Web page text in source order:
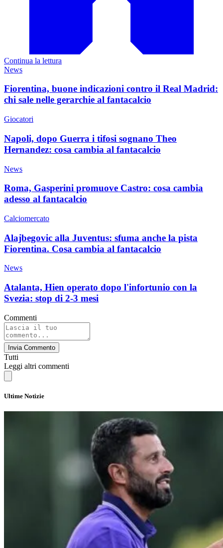
Continua la lettura
News
Fiorentina, buone indicazioni contro il Real Madrid:
chi sale nelle gerarchie al fantacalcio
Giocatori
Napoli, dopo Guerra i tifosi sognano Theo
Hernandez: cosa cambia al fantacalcio
News
Roma, Gasperini promuove Castro: cosa cambia
adesso al fantacalcio
Calciomercato
Alajbegovic alla Juventus: sfuma anche la pista
Fiorentina. Cosa cambia al fantacalcio
News
Atalanta, Hien operato dopo l'infortunio con la
Svezia: stop di 2-3 mesi
Commenti
Invia Commento
Tutti
Leggi altri commenti
Ultime Notizie